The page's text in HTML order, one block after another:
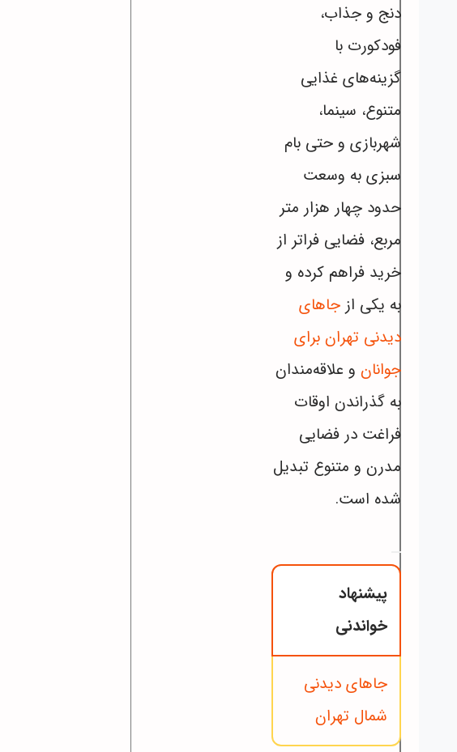
دنج و جذاب،
فودکورت با
گزینه‌های غذایی
متنوع، سینما،
شهربازی و حتی بام
سبزی به وسعت
حدود چهار هزار متر
مربع، فضایی فراتر از
خرید فراهم کرده و
به یکی ازجاهای
دیدنی تهران برای
جوانان و علاقه‌مندان
به گذراندن اوقات
فراغت در فضایی
مدرن و متنوع تبدیل
شده است.
پیشنهاد
خواندنی
جاهای دیدنی
شمال تهران